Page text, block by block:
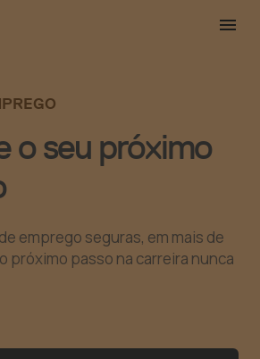
o seu próximo
emprego seguras, em mais de
próximo passo na carreira nunca